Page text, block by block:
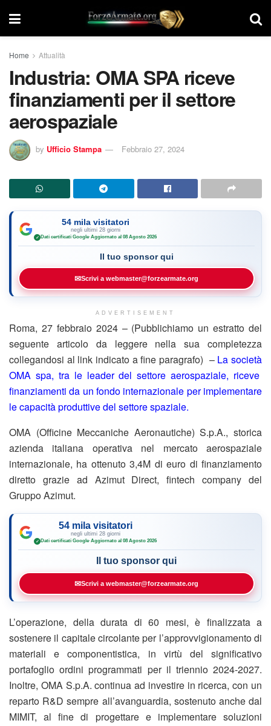
Home Attualità
Industria: OMA SPA riceve
finanziamenti per il settore
aerospaziale
by Ufficio Stampa Febbraio 27, 2024
54 mila visitatori
negli ultimi 28 giorni
✓ Dati certificati Google·Aggiornato al 08 Agosto 2026
Il tuo sponsor qui
✉Scrivi a webmaster@forzearmate.org
ADVERTISEMENT
Roma, 27 febbraio 2024 – (Pubblichiamo un estratto del
seguente articolo da leggere nella sua completezza
collegandosi al link indicato a fine paragrafo) – La società
OMA spa, tra le leader del settore aerospaziale, riceve
finanziamenti da un fondo internazionale per implementare
le capacità produttive del settore spaziale.
OMA (Officine Meccaniche Aeronautiche) S.p.A., storica
azienda italiana operativa nel mercato aerospaziale
internazionale, ha ottenuto 3,4M di euro di finanziamento
diretto grazie ad Azimut Direct, fintech company del
Gruppo Azimut.
54 mila visitatori
negli ultimi 28 giorni
✓ Dati certificati Google·Aggiornato al 08 Agosto 2026
Il tuo sponsor qui
✉Scrivi a webmaster@forzearmate.org
L’operazione, della durata di 60 mesi, è finalizzata a
sostenere il capitale circolante per l’approvvigionamento di
materiali e componentistica, in virtù del significativo
portafoglio ordini programmati per il triennio 2024-2027.
Inoltre, OMA S.p.A. continua ad investire in ricerca, con un
reparto R&D sempre all’avanguardia, sostenuto anche dal
MIMIT, al fine di progettare e implementare soluzioni